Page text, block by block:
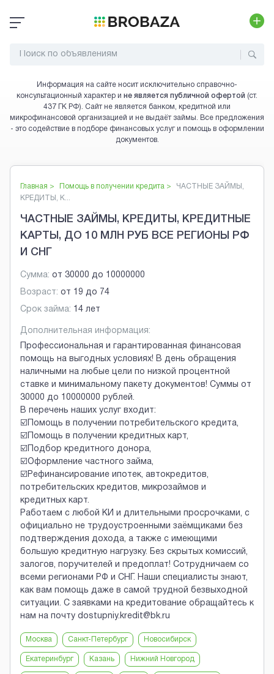
Информация на сайте носит исключительно справочно-
консультационный характер и не является публичной офертой (ст.
437 ГК РФ). Сайт не является банком, кредитной или
микрофинансовой организацией и не выдаёт займы. Все предложения
- это содействие в подборе финансовых услуг и помощь в оформлении
документов.
Главная > Помощь в получении кредита >
ЧАСТНЫЕ ЗАЙМЫ,
КРЕДИТЫ, К...
ЧАСТНЫЕ ЗАЙМЫ, КРЕДИТЫ, КРЕДИТНЫЕ
КАРТЫ, ДО 10 МЛН РУБ ВСЕ РЕГИОНЫ РФ
И СНГ
Сумма: от 30000 до 10000000
Возраст: от 19 до 74
Срок займа: 14 лет
Дополнительная информация:
Профессиональная и гарантированная финансовая
помощь на выгодных условиях! В день обращения
наличными на любые цели по низкой процентной
ставке и минимальному пакету документов! Суммы от
30000 до 10000000 рублей.
В перечень наших услуг входит:
☑️Помощь в получении потребительского кредита,
☑️Помощь в получении кредитных карт,
☑️Подбор кредитного донора,
☑️Оформление частного займа,
☑️Рефинансирование ипотек, автокредитов,
потребительских кредитов, микрозаймов и
кредитных карт.
Работаем с любой КИ и длительными просрочками, с
официально не трудоустроенными заёмщиками без
подтверждения дохода, а также с имеющими
большую кредитную нагрузку. Без скрытых комиссий,
залогов, поручителей и предоплат! Сотрудничаем со
всеми регионами РФ и СНГ. Наши специалисты знают,
как вам помощь даже в самой трудной безвыходной
ситуации. С заявками на кредитование обращайтесь к
нам на почту dostupniy.kredit@bk.ru
Москва Санкт-Петербург Новосибирск
Екатеринбург Казань Нижний Новгород